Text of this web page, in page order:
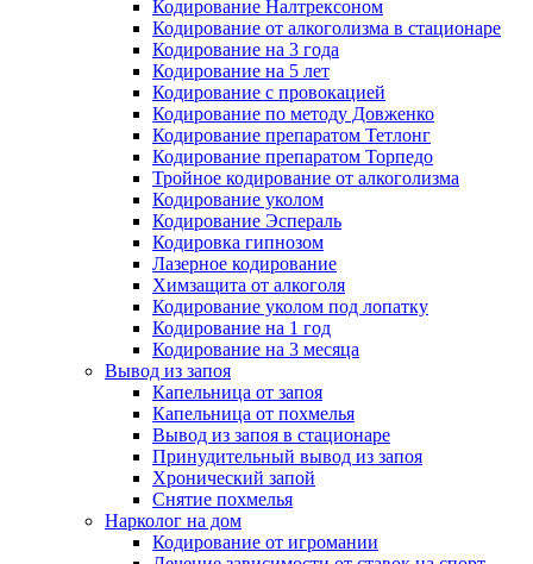
Кодирование Налтрексоном
Кодирование от алкоголизма в стационаре
Кодирование на 3 года
Кодирование на 5 лет
Кодирование с провокацией
Кодирование по методу Довженко
Кодирование препаратом Тетлонг
Кодирование препаратом Торпедо
Тройное кодирование от алкоголизма
Кодирование уколом
Кодирование Эспераль
Кодировка гипнозом
Лазерное кодирование
Химзащита от алкоголя
Кодирование уколом под лопатку
Кодирование на 1 год
Кодирование на 3 месяца
Вывод из запоя
Капельница от запоя
Капельница от похмелья
Вывод из запоя в стационаре
Принудительный вывод из запоя
Хронический запой
Снятие похмелья
Нарколог на дом
Кодирование от игромании